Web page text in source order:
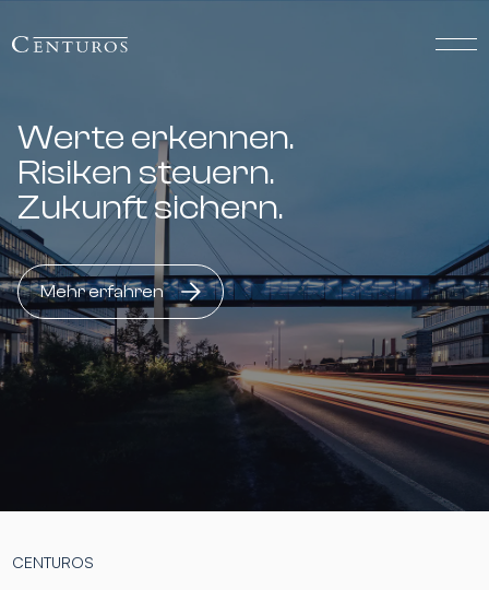
Werte erkennen.
Risiken steuern.
Zukunft sichern.
Mehr erfahren
CENTUROS